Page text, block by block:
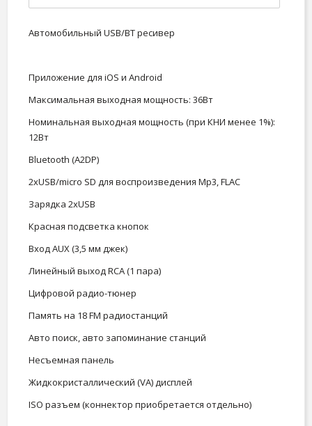
Автомобильный USB/BT ресивер
Приложение для iOS и Android
Максимальная выходная мощность: 36Вт
Номинальная выходная мощность (при КНИ менее 1%):
12Вт
Bluetooth (A2DP)
2xUSB/micro SD для воспроизведения Mp3, FLAC
Зарядка 2xUSB
Красная подсветка кнопок
Вход AUX (3,5 мм джек)
Линейный выход RCA (1 пара)
Цифровой радио-тюнер
Память на 18 FM радиостанций
Авто поиск, авто запоминание станций
Несъемная панель
Жидкокристаллический (VA) дисплей
ISO разъем (коннектор приобретается отдельно)